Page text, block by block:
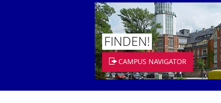
FINDEN!
CAMPUS NAVIGATOR